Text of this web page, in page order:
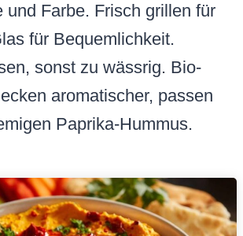
und Farbe. Frisch grillen für
für Bequemlichkeit.
sonst zu wässrig. Bio-
aromatischer, passen
Paprika-Hummus.